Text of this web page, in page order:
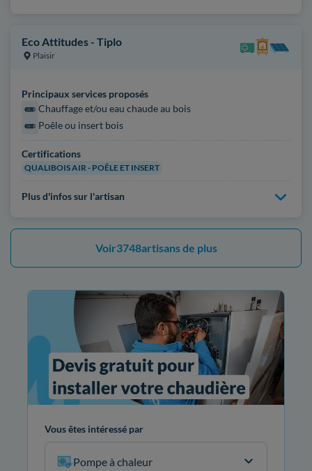
Eco Attitudes - Tiplo
Plaisir
Principaux services proposés
Chauffage et/ou eau chaude au bois
Poêle ou insert bois
Certifications
QUALIBOIS AIR - POÊLE ET INSERT
Plus d'infos sur l'artisan
Voir3748artisans de plus
Vous êtes intéressé par
Pompe à chaleur